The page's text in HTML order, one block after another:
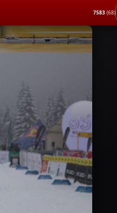
7583 (68)